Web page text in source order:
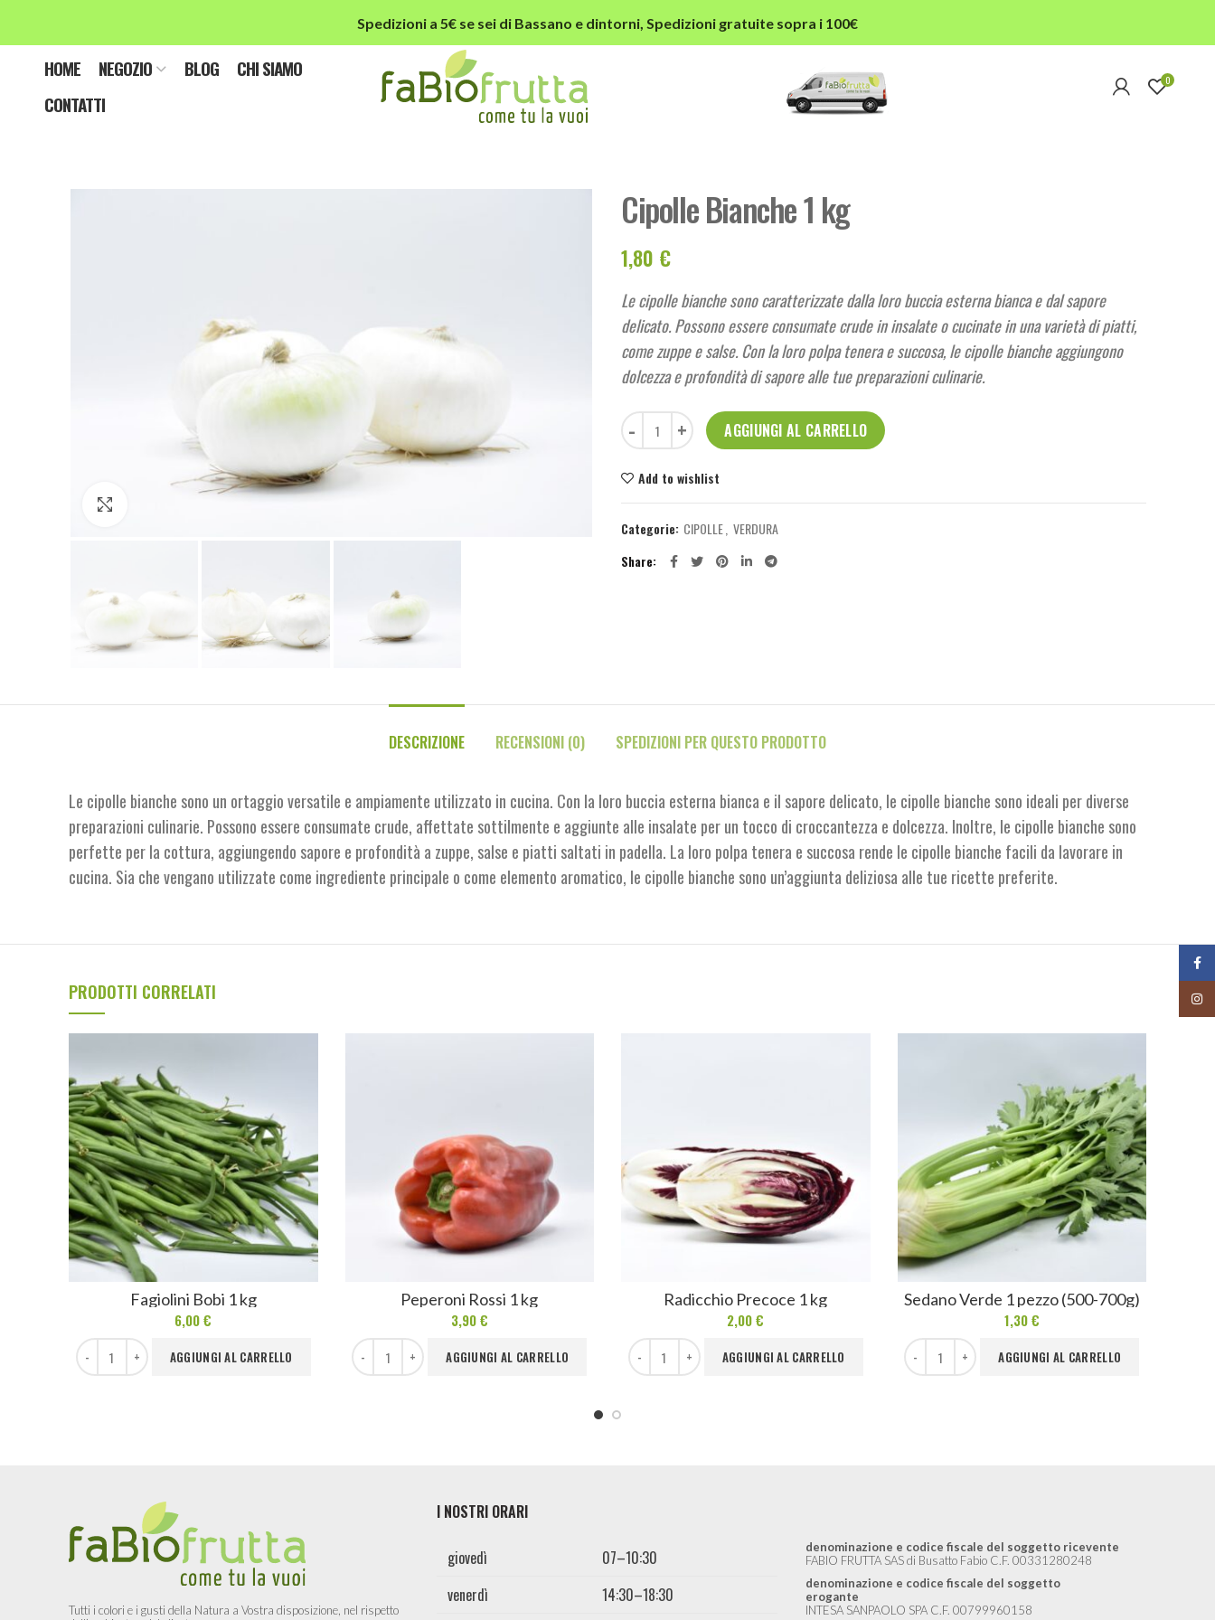
Spedizioni a 5€ se sei di Bassano e dintorni, Spedizioni gratuite sopra i 100€
HOME NEGOZIO BLOG
CHI SIAMO
CONTATTI
0
Cipolle Bianche 1 kg
1,80 €
Le cipolle bianche sono caratterizzate dalla loro buccia esterna bianca e dal sapore
delicato. Possono essere consumate crude in insalate o cucinate in una varietà di piatti,
come zuppe e salse. Con la loro polpa tenera e succosa, le cipolle bianche aggiungono
dolcezza e profondità di sapore alle tue preparazioni culinarie.
Cipolle Bianche 1 kg quantitàAGGIUNGI AL CARRELLO
Add to wishlist
Categorie: CIPOLLE VERDURA
Share
DESCRIZIONE RECENSIONI (0) SPEDIZIONI PER QUESTO PRODOTTO
Le cipolle bianche sono un ortaggio versatile e ampiamente utilizzato in cucina. Con la loro buccia esterna bianca e il sapore delicato, le cipolle bianche sono ideali per diverse
preparazioni culinarie. Possono essere consumate crude, affettate sottilmente e aggiunte alle insalate per un tocco di croccantezza e dolcezza. Inoltre, le cipolle bianche sono
perfette per la cottura, aggiungendo sapore e profondità a zuppe, salse e piatti saltati in padella. La loro polpa tenera e succosa rende le cipolle bianche facili da lavorare in
cucina. Sia che vengano utilizzate come ingrediente principale o come elemento aromatico, le cipolle bianche sono un’aggiunta deliziosa alle tue ricette preferite.
PRODOTTI CORRELATI
Fagiolini Bobi 1 kg
6,00€
Fagiolini Bobi 1 kg quantità
AGGIUNGI AL CARRELLO
Peperoni Rossi 1 kg
3,90€
Peperoni Rossi 1 kg quantità
AGGIUNGI AL CARRELLO
Radicchio Precoce 1 kg
2,00€
Radicchio Precoce 1 kg quantità
AGGIUNGI AL CARRELLO
Sedano Verde 1 pezzo (500-700g)
1,30€
Sedano Verde 1 pezzo (500-700g) quantità
AGGIUNGI AL CARRELLO
Tutti i colori e i gusti della Natura a Vostra disposizione, nel rispetto
I NOSTRI ORARI
giovedì
07–10:30
venerdì
14:30–18:30
denominazione e codice fiscale del soggetto ricevente
FABIO FRUTTA SAS di Busatto Fabio C.F. 00331280248
denominazione e codice fiscale del soggetto
erogante
INTESA SANPAOLO SPA C.F. 00799960158